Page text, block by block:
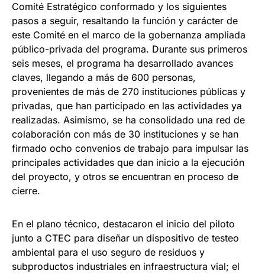
Comité Estratégico conformado y los siguientes
pasos a seguir, resaltando la función y carácter de
este Comité en el marco de la gobernanza ampliada
público-privada del programa. Durante sus primeros
seis meses, el programa ha desarrollado avances
claves, llegando a más de 600 personas,
provenientes de más de 270 instituciones públicas y
privadas, que han participado en las actividades ya
realizadas. Asimismo, se ha consolidado una red de
colaboración con más de 30 instituciones y se han
firmado ocho convenios de trabajo para impulsar las
principales actividades que dan inicio a la ejecución
del proyecto, y otros se encuentran en proceso de
cierre.
En el plano técnico, destacaron el inicio del piloto
junto a CTEC para diseñar un dispositivo de testeo
ambiental para el uso seguro de residuos y
subproductos industriales en infraestructura vial; el